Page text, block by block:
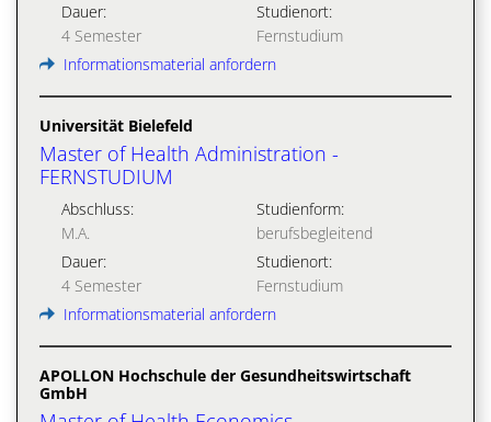
Dauer:
4 Semester
Studienort:
Fernstudium
Informationsmaterial anfordern
Universität Bielefeld
Master of Health Administration -
FERNSTUDIUM
Abschluss:
M.A.
Studienform:
berufsbegleitend
Dauer:
4 Semester
Studienort:
Fernstudium
Informationsmaterial anfordern
APOLLON Hochschule der Gesundheitswirtschaft
GmbH